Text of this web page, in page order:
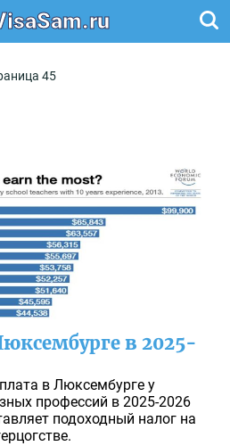
45
в 2025-
в Люксембурге у
профессий в 2025-2026
подоходный налог на